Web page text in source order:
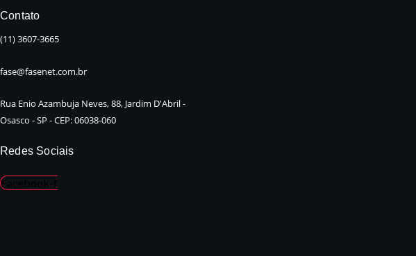
Contato
(11) 3607-3665
fase@fasenet.com.br
Rua Enio Azambuja Neves, 88, Jardim D'Abril -
Osasco - SP - CEP: 06038-060
Redes Sociais
Facebook-f